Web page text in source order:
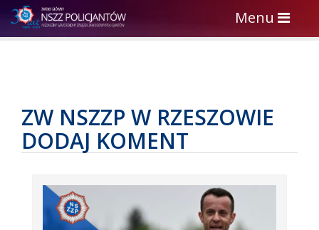
Toggle
navigation
Menu
ZW NSZZP W RZESZOWIE
DODAJ KOMENT